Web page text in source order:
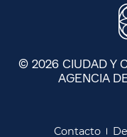
© 2026 CIUDAD Y
AGENCIA
Contacto​​